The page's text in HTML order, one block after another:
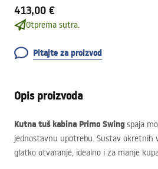
413,00 €
Otprema sutra.
Pitajte za proizvod
Opis proizvoda
Kutna tuš kabina Primo Swingspaja
jednostavnu upotrebu. Sustav okretnih
glatko otvaranje, idealno i za manje